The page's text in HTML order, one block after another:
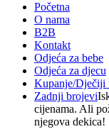
Početna
O nama
B2B
Kontakt
Odjeća za bebe
Odjeća za djecu
Kupanje/Dječiji
Zadnji brojevi
cijenama. Ali
njegova dekica!